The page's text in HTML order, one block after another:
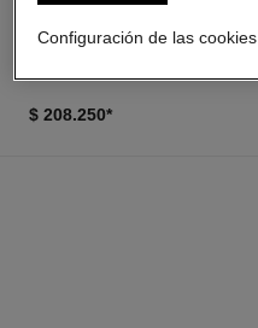
$ 208.250*
Configuración de las cookies